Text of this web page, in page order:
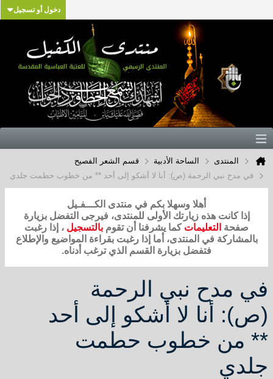
دخول أو تسجيل
المنتدى الساحة الأدبية
قسم الشعر الفصيح
في مدح نبي الرحمة (ص): أنا لا أشكو إلى أحد ** من خطوب حطمت جلدي
أهلا وسهلا بكم في منتدى الكـــفـيل
إذا كانت هذه زيارتك الأولى للمنتدى، فيرجى التفضل بزيارة
صفحة التعليمات كما يشرفنا أن تقوم بالتسجيل ، إذا رغبت
بالمشاركة في المنتدى، أما إذا رغبت بقراءة المواضيع والإطلاع
فتفضل بزيارة القسم الذي ترغب أدناه.
في مدح نبي الرحمة
(ص): أنا لا أشكو إلى أحد
** من خطوب حطمت
جلدي